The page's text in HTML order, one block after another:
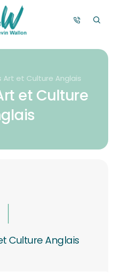
Art et Culture Anglais
et Culture
Culture Anglais